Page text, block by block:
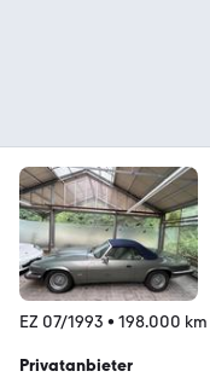
EZ 07/1993 • 198.000 km
Privatanbieter